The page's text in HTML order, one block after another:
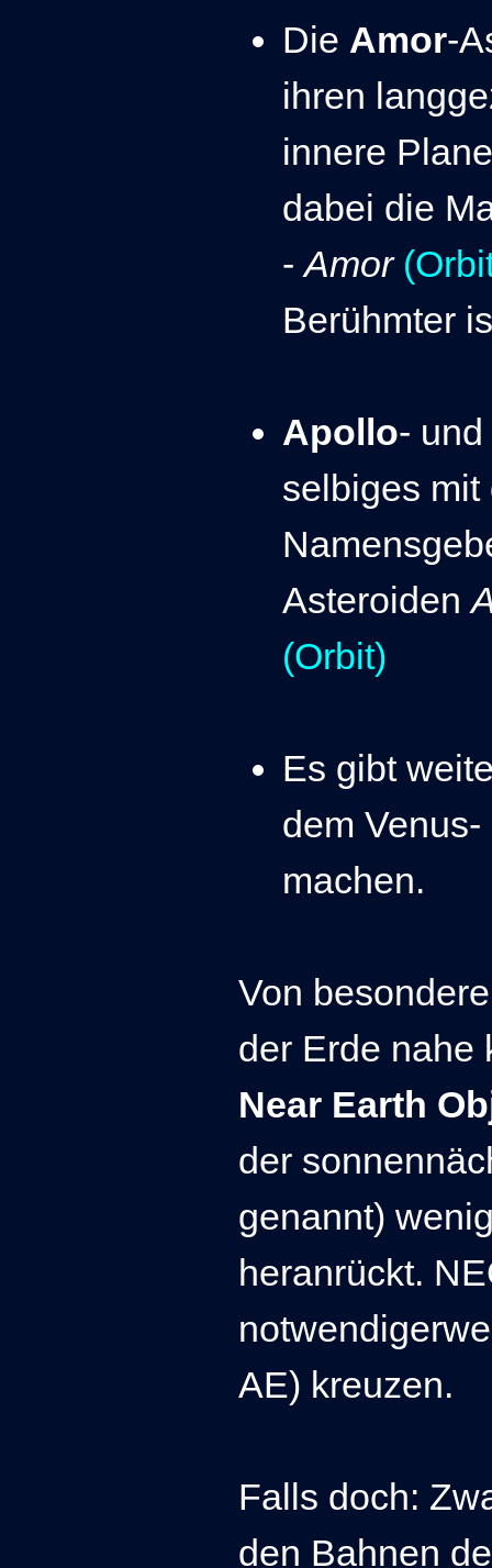
Die Amor-
ihren
innere
dabei die
-Amor
Berühmter
Apollo- und
selbiges mit
Asteroiden
(Orbit)
Es gibt
dem
machen.
Von
der Erde nahe
Near Earth
der
genannt)
heranrückt.
AE) kreuzen.
Falls doch:
den Bahnen